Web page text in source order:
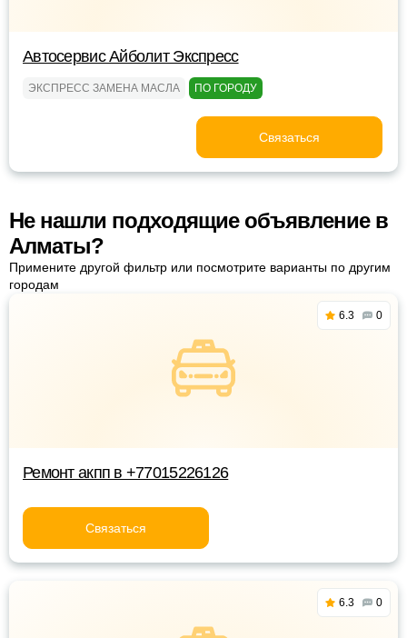
Автосервис Айболит Экспресс
ЭКСПРЕСС ЗАМЕНА МАСЛА ПО ГОРОДУ
Связаться
Не нашли подходящие объявление в
Алматы?
Примените другой фильтр или посмотрите варианты по другим
городам
6.3 0
Ремонт акпп в +77015226126
Связаться
6.3 0